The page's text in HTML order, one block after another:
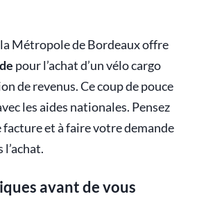
Métropole de Bordeaux offre
pour l’achat d’un vélo cargo
de revenus. Ce coup de pouce
les aides nationales. Pensez
et à faire votre demande
avant de vous